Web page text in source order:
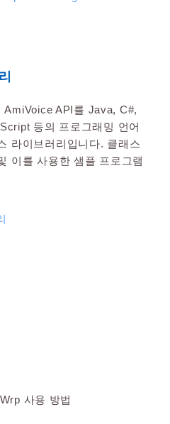
AmiVoice API를 Java, C#,
등의 프로그래밍 언어
라이브러리입니다. 클래스
이를 사용한 샘플 프로그램
사용 방법